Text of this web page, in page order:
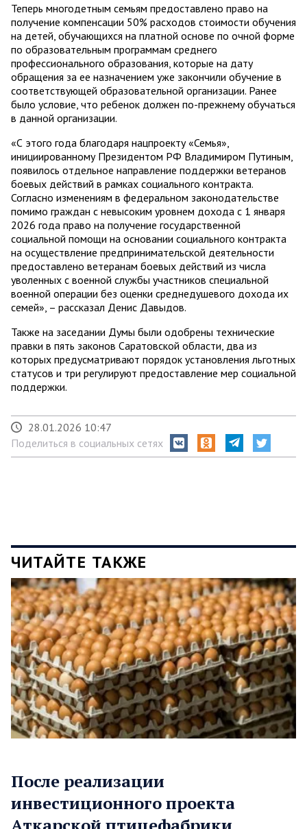
Теперь многодетным семьям предоставлено право на
получение компенсации 50% расходов стоимости обучения
на детей, обучающихся на платной основе по очной форме
по образовательным программам среднего
профессионального образования, которые на дату
обращения за ее назначением уже закончили обучение в
соответствующей образовательной организации. Ранее
было условие, что ребенок должен по-прежнему обучаться
в данной организации.
«С этого года благодаря нацпроекту «Семья»,
инициированному Президентом РФ Владимиром Путиным,
появилось отдельное направление поддержки ветеранов
боевых действий в рамках социального контракта.
Согласно изменениям в федеральном законодательстве
помимо граждан с невысоким уровнем дохода с 1 января
2026 года право на получение государственной
социальной помощи на основании социального контракта
на осуществление предпринимательской деятельности
предоставлено ветеранам боевых действий из числа
уволенных с военной службы участников специальной
военной операции без оценки среднедушевого дохода их
семей», – рассказал Денис Давыдов.
Также на заседании Думы были одобрены технические
правки в пять законов Саратовской области, два из
которых предусматривают порядок установления льготных
статусов и три регулируют предоставление мер социальной
поддержки.
28.01.2026 10:47
Поделиться в социальных сетях
ЧИТАЙТЕ ТАКЖЕ
После реализации
инвестиционного проекта